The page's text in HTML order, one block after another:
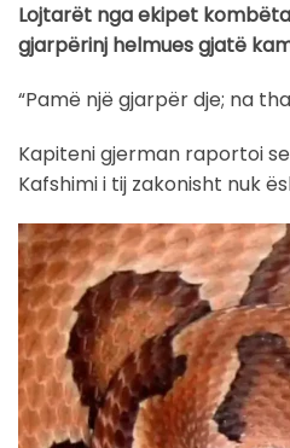
Lojtarët nga ekipet
gjarpërinj helmues gjatë
“Pamë një gjarpër dje; na
Kapiteni gjerman raportoi
Kafshimi i tij zakonisht nuk